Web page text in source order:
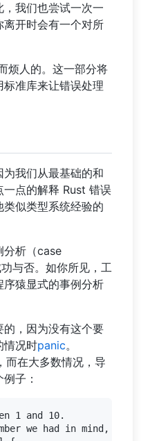
我们也尝试一次一
离开时会有一个对所
烦人的。这一部分将
准库来让错误处理
我们从最基础的和
点的解释 Rust 错误
似类型系统经验的
分析（case
与否。如你所见，工
猿显式的事例分析
，因为没有这个要
情况时panic。
而在大多数情况，导
子：
1 and 10.
we had in mind,